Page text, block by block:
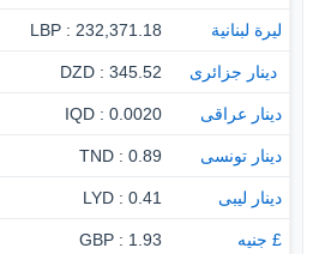
ليرة لبنانية 232,371.18 : LBP
‏ دينار جزائرى 345.52 : DZD
دينار عراقى 0.0020 : IQD
دينار تونسى 0.89 : TND
دينار ليبى 0.41 : LYD
£ جنيه
1.93 : GBP